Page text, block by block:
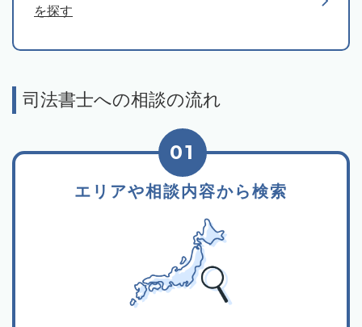
を探す
司法書士への相談の流れ
エリアや相談内容から検索
01